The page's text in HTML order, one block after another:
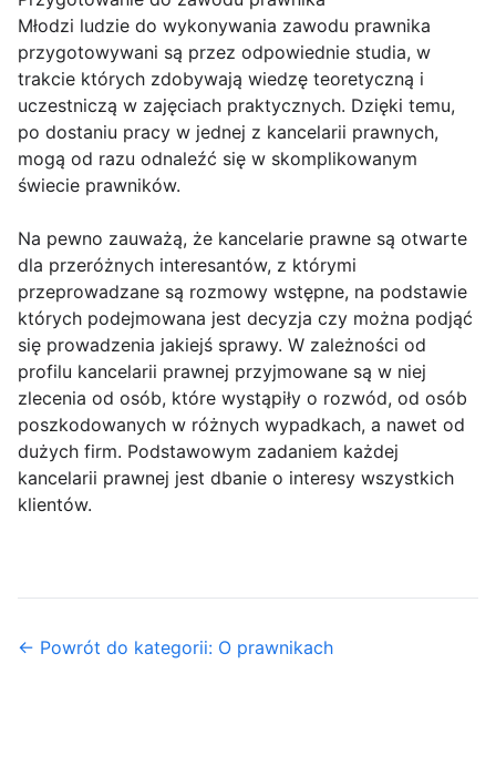
Młodzi ludzie do wykonywania zawodu prawnika
przygotowywani są przez odpowiednie studia, w
trakcie których zdobywają wiedzę teoretyczną i
uczestniczą w zajęciach praktycznych. Dzięki temu,
po dostaniu pracy w jednej z kancelarii prawnych,
mogą od razu odnaleźć się w skomplikowanym
świecie prawników.
Na pewno zauważą, że kancelarie prawne są otwarte
dla przeróżnych interesantów, z którymi
przeprowadzane są rozmowy wstępne, na podstawie
których podejmowana jest decyzja czy można podjąć
się prowadzenia jakiejś sprawy. W zależności od
profilu kancelarii prawnej przyjmowane są w niej
zlecenia od osób, które wystąpiły o rozwód, od osób
poszkodowanych w różnych wypadkach, a nawet od
dużych firm. Podstawowym zadaniem każdej
kancelarii prawnej jest dbanie o interesy wszystkich
klientów.
← Powrót do kategorii: O prawnikach